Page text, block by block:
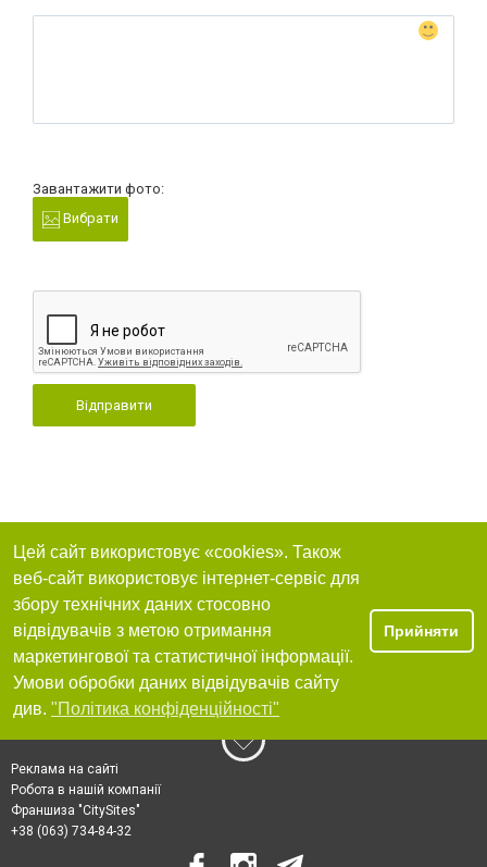
Завантажити фото:
Вибрати
Відправити
Цей сайт використовує «cookies». Також
веб-сайт використовує інтернет-сервіс для
збору технічних даних стосовно
відвідувачів з метою отримання
маркетингової та статистичної інформації.
Умови обробки даних відвідувачів сайту
див. "Політика конфіденційності"
Прийняти
Реклама на сайті
Робота в нашій компанії
Франшиза "CitySites"
+38 (063) 734-84-32